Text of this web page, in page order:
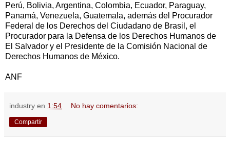
Perú, Bolivia, Argentina, Colombia, Ecuador, Paraguay,
Panamá, Venezuela, Guatemala, además del Procurador
Federal de los Derechos del Ciudadano de Brasil, el
Procurador para la Defensa de los Derechos Humanos de
El Salvador y el Presidente de la Comisión Nacional de
Derechos Humanos de México.
ANF
industry en 1:54 No hay comentarios:
Compartir